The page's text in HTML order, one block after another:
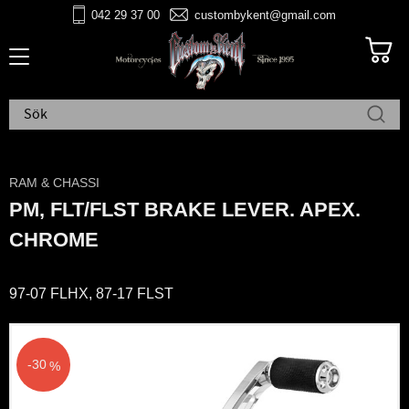
042 29 37 00 custombykent@gmail.com
RAM & CHASSI
PM, FLT/FLST BRAKE LEVER. APEX.
CHROME
97-07 FLHX, 87-17 FLST
30 %